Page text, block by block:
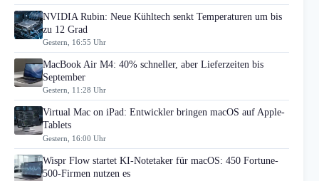
NVIDIA Rubin: Neue Kühltech senkt Temperaturen um bis
zu 12 Grad
Gestern, 16:55 Uhr
MacBook Air M4: 40% schneller, aber Lieferzeiten bis
September
Gestern, 11:28 Uhr
Virtual Mac on iPad: Entwickler bringen macOS auf Apple-
Tablets
Gestern, 16:00 Uhr
Wispr Flow startet KI-Notetaker für macOS: 450 Fortune-
500-Firmen nutzen es